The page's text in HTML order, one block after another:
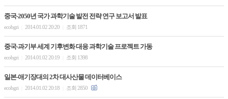
중국-2050년 국가 과학기술 발전 전략 연구 보고서 발표
ecobgri 2014.01.02 20:20 조회 1871
중국-과기부 세계 기후변화 대응 과학기술 프로젝트 가동
ecobgri 2014.01.02 20:19 조회 1398
일본-애기장대의 2차 대사산물 데이터베이스
ecobgri 2014.01.02 20:18 조회 2850